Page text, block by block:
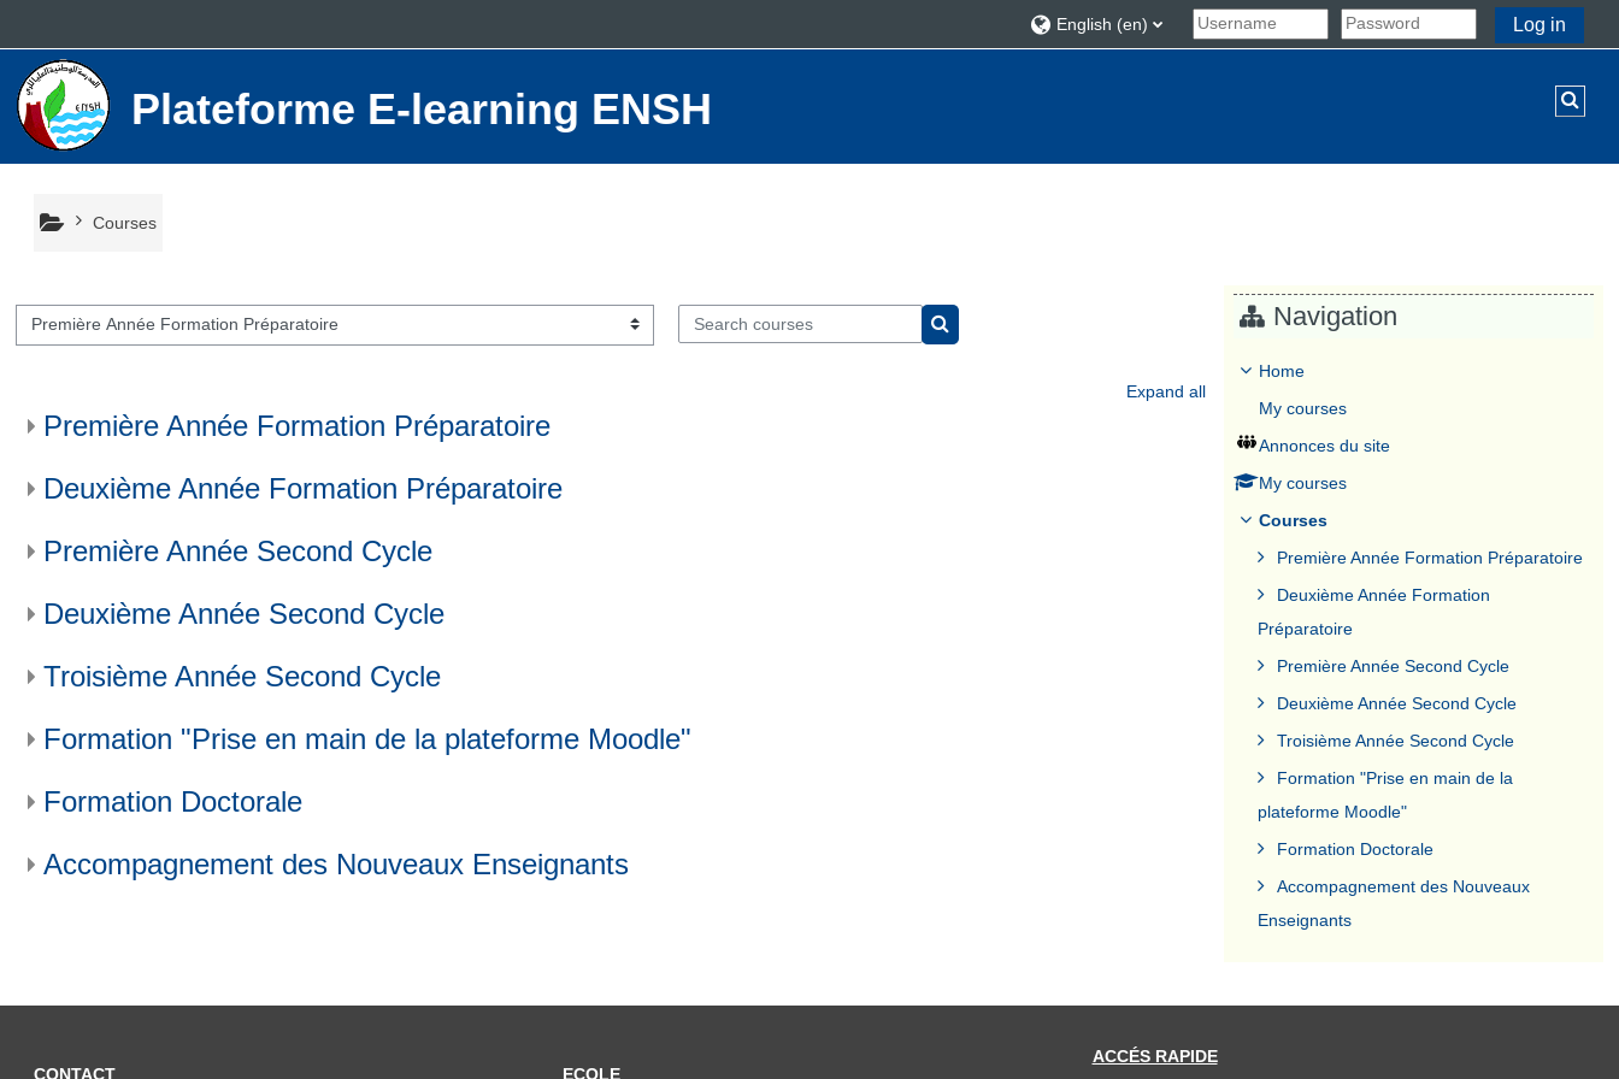
English ‎(en)‎
Log in
Plateforme E-learning ENSH
Courses
categories
Search courses
Search courses
Expand all
Première Année Formation Préparatoire
Deuxième Année Formation Préparatoire
Première Année Second Cycle
Deuxième Année Second Cycle
Troisième Année Second Cycle
Formation "Prise en main de la plateforme Moodle"
Formation Doctorale
Accompagnement des Nouveaux Enseignants
Navigation
Home
My courses
Annonces du site
My courses
Courses
Première Année Formation Préparatoire
Deuxième Année Formation
Préparatoire
Première Année Second Cycle
Deuxième Année Second Cycle
Troisième Année Second Cycle
Formation "Prise en main de la
plateforme Moodle"
Formation Doctorale
Accompagnement des Nouveaux
Enseignants
CONTACT ECOLE
ACCÉS RAPIDE